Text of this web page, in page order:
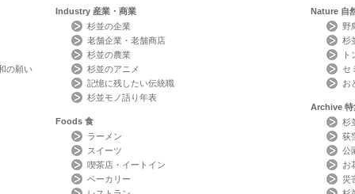
の願い
Industry 産業・商業
杉並の企業
老舗企業・老舗商店
杉並の農業
杉並のアニメ
記憶に残したい伝統職
杉並モノ語り年表
Foods 食
ラーメン
スイーツ
喫茶店・イートイン
ベーカリー
Nature 自
野
杉
ト
セ
お
Archive 特
杉
荻
公
お
災